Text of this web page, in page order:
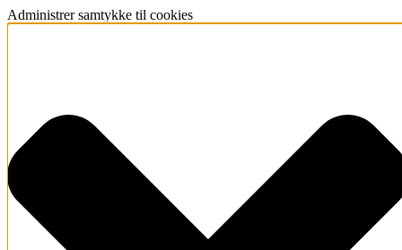
Administrer samtykke til cookies